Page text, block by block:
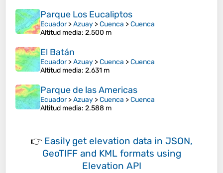
Parque Los Eucaliptos
Ecuador>Azuay >Cuenca >Cuenca
Altitud media: 2.500 m
El Batán
Ecuador>Azuay >Cuenca >Cuenca
Altitud media: 2.631 m
Parque de las Americas
Ecuador>Azuay >Cuenca >Cuenca
Altitud media: 2.588 m
👉 Easily get elevation data in JSON,
GeoTIFF and KML formats using
Elevation API